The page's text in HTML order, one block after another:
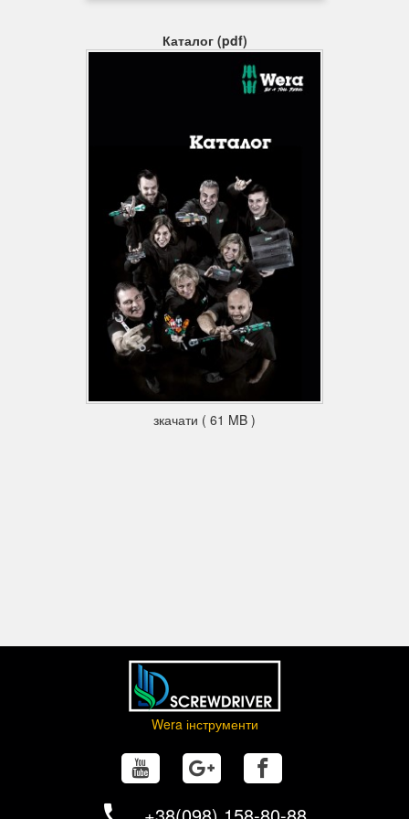
гайок (гайкові ключі Joker, головки Zyklop і головки Zyklop з
фіксуючою функцією) і гвинтів TORX® (Г-подібні ключі,
Насадні інструменти з ручним і машинним приводом
можна використовувати як вручну, так і з машиною (але не з
інструментів підійде для будь-яких завдань.
Каталог (pdf)
зкачати ( 61 MB )
Wera інструменти